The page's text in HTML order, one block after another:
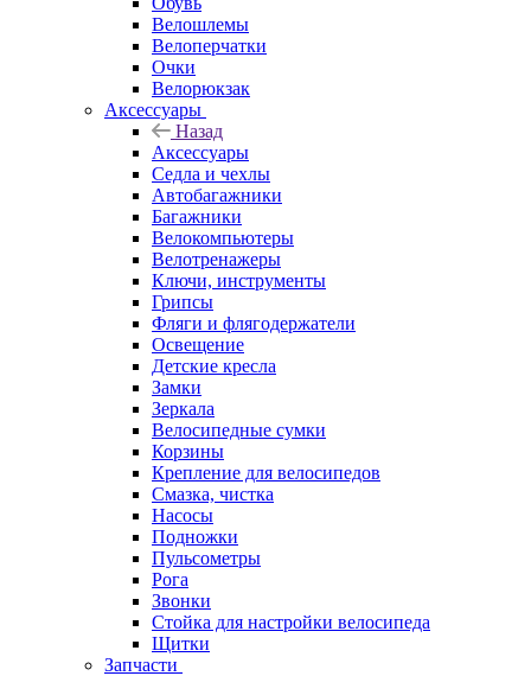
Велошлемы
Велоперчатки
Очки
Велорюкзак
Аксессуары
Назад
Аксессуары
Седла и чехлы
Автобагажники
Багажники
Велокомпьютеры
Велотренажеры
Ключи, инструменты
Грипсы
Фляги и флягодержатели
Освещение
Детские кресла
Замки
Зеркала
Велосипедные сумки
Корзины
Крепление для велосипедов
Смазка, чистка
Насосы
Подножки
Пульсометры
Рога
Звонки
Стойка для настройки велосипеда
Щитки
Запчасти